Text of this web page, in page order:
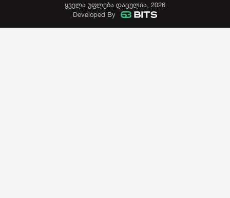
ყველა უფლება დაცულია, 2026
Developed By